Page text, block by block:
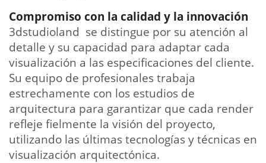
Compromiso con la calidad y la innovación
3dstudioland se distingue por su atención al
detalle y su capacidad para adaptar cada
visualización a las especificaciones del cliente.
Su equipo de profesionales trabaja
estrechamente con los estudios de
arquitectura para garantizar que cada render
refleje fielmente la visión del proyecto,
utilizando las últimas tecnologías y técnicas en
visualización arquitectónica.